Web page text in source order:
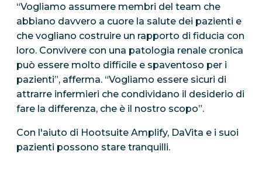
“Vogliamo assumere membri del team che
abbiano davvero a cuore la salute dei pazienti e
che vogliano costruire un rapporto di fiducia con
loro. Convivere con una patologia renale cronica
può essere molto difficile e spaventoso per i
pazienti”, afferma. “Vogliamo essere sicuri di
attrarre infermieri che condividano il desiderio di
fare la differenza, che è il nostro scopo”.
Con l'aiuto di Hootsuite Amplify, DaVita e i suoi
pazienti possono stare tranquilli.